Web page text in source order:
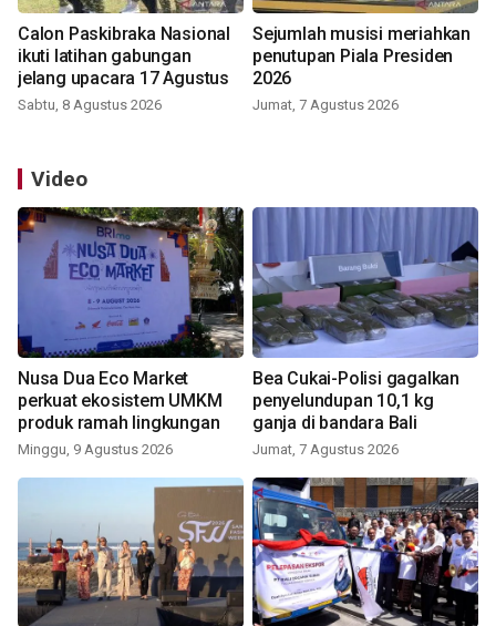
Calon Paskibraka Nasional
ikuti latihan gabungan
jelang upacara 17 Agustus
Sabtu, 8 Agustus 2026
Sejumlah musisi meriahkan
penutupan Piala Presiden
2026
Jumat, 7 Agustus 2026
Video
Nusa Dua Eco Market
perkuat ekosistem UMKM
produk ramah lingkungan
Minggu, 9 Agustus 2026
Bea Cukai-Polisi gagalkan
penyelundupan 10,1 kg
ganja di bandara Bali
Jumat, 7 Agustus 2026